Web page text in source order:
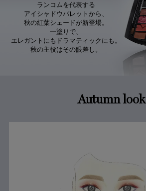
ランコムを代表する
アイシャドウパレットから、
秋の紅葉シェードが新登場。
一塗りで、
エレガントにもドラマティックにも。
秋の主役はその眼差し。
Autumn look